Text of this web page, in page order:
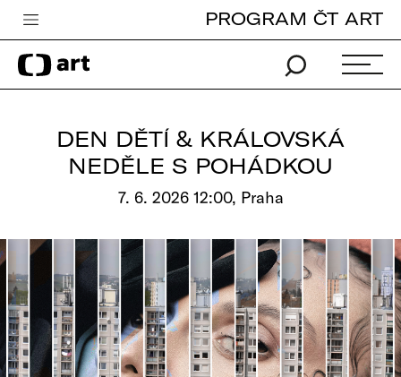
Česká televize
Zpravodajství
Vše o ČT
PROGRAM ČT ART
DEN DĚTÍ & KRÁLOVSKÁ
NEDĚLE S POHÁDKOU
7. 6. 2026 12:00, Praha